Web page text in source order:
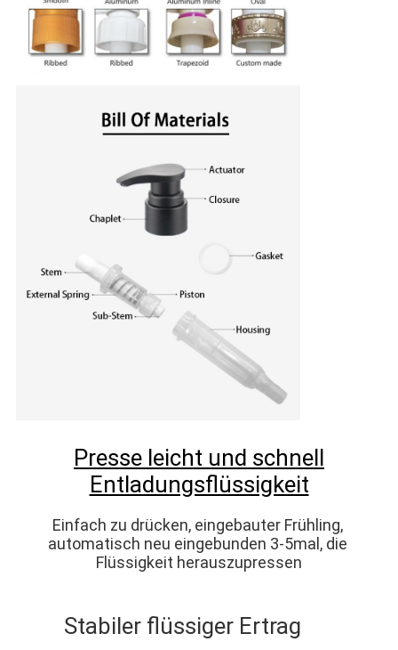
Presse leicht und schnell
Entladungsflüssigkeit
Einfach zu drücken, eingebauter Frühling,
automatisch neu eingebunden 3-5mal, die
Flüssigkeit herauszupressen
Stabiler flüssiger Ertrag